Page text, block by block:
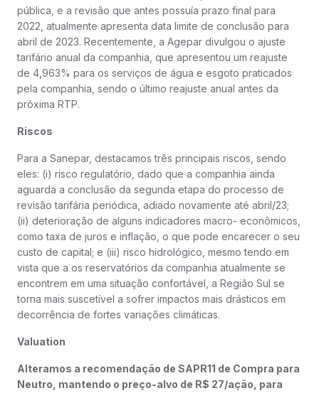
pública, e a revisão que antes possuía prazo final para
2022, atualmente apresenta data limite de conclusão para
abril de 2023. Recentemente, a Agepar divulgou o ajuste
tarifário anual da companhia, que apresentou um reajuste
de 4,963% para os serviços de água e esgoto praticados
pela companhia, sendo o último reajuste anual antes da
próxima RTP.
Riscos
Para a Sanepar, destacamos três principais riscos, sendo
eles: (i) risco regulatório, dado que a companhia ainda
aguarda a conclusão da segunda etapa do processo de
revisão tarifária periódica, adiado novamente até abril/23;
(ii) deterioração de alguns indicadores macro- econômicos,
como taxa de juros e inflação, o que pode encarecer o seu
custo de capital; e (iii) risco hidrológico, mesmo tendo em
vista que a os reservatórios da companhia atualmente se
encontrem em uma situação confortável, a Região Sul se
torna mais suscetível a sofrer impactos mais drásticos em
decorrência de fortes variações climáticas.
Valuation
Alteramos a recomendação de SAPR11 de Compra para
Neutro, mantendo o preço-alvo de R$ 27/ação, para